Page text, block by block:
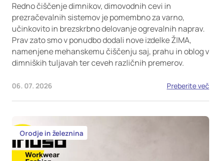
Redno čiščenje dimnikov, dimovodnih cevi in
prezračevalnih sistemov je pomembno za varno,
učinkovito in brezskrbno delovanje ogrevalnih naprav.
Prav zato smo v ponudbo dodali nove izdelke ŽIMA,
namenjene mehanskemu čiščenju saj, prahu in oblog v
dimniških tuljavah ter ceveh različnih premerov.
06. 07. 2026 Preberite več
Orodje in železnina